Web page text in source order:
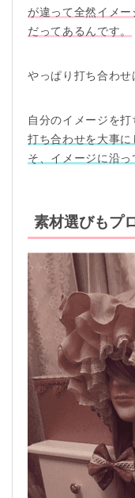
が違って全然イメー
だってあるんです。
やっぱり打ち合わせ
自分のイメージを打
打ち合わせを大事に
そ、イメージに沿っ
素材選びもプ